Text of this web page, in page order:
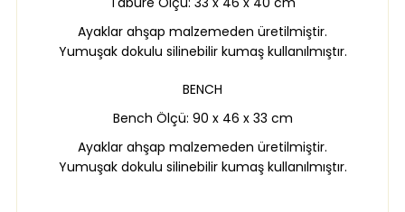
Ayaklar ahşap malzemeden üretilmiştir.
Yumuşak dokulu silinebilir kumaş kullanılmıştır.
BENCH
Bench Ölçü: 90 x 46 x 33 cm
Ayaklar ahşap malzemeden üretilmiştir.
Yumuşak dokulu silinebilir kumaş kullanılmıştır.